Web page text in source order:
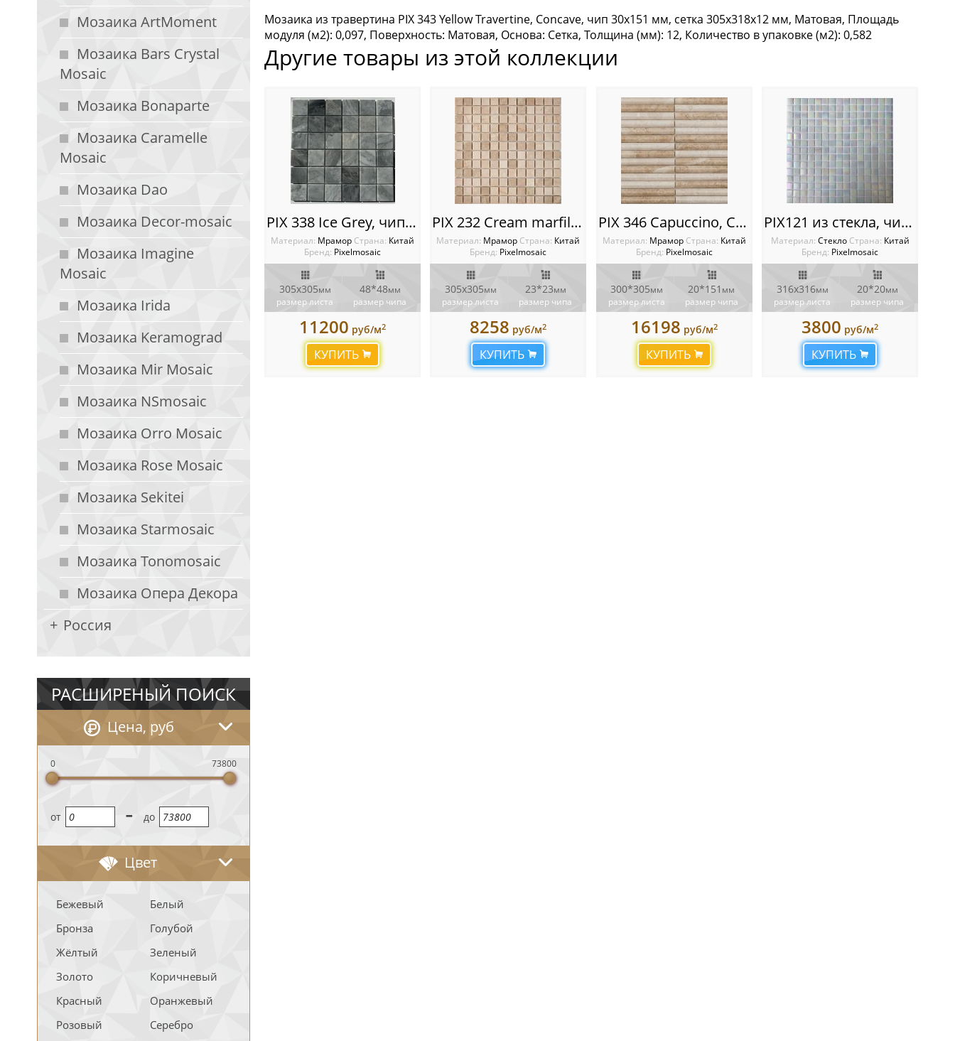
Мозаика ArtMoment
Мозаика Bars Crystal
Mosaic
Мозаика Bonaparte
Мозаика Caramelle
Mosaic
Мозаика Dao
Мозаика Decor-mosaic
Мозаика Imagine
Mosaic
Мозаика Irida
Мозаика Keramograd
Мозаика Mir Mosaic
Мозаика NSmosaic
Мозаика Orro Mosaic
Мозаика Rose Mosaic
Мозаика Sekitei
Мозаика Starmosaic
Мозаика Tonomosaic
Мозаика Опера Декора
Россия
РАСШИРЕНЫЙ ПОИСК
Цена, руб
0 73800
oт - до
Цвет
Бежевый
Белый
Бронза
Голубой
Жёлтый
Зеленый
Золото
Коричневый
Красный
Оранжевый
Розовый
Серебро
Картины и панно из мозаики,
Галька
Мозаика из травертина PIX 343 Yellow Travertine, Concave, чип 30х151 мм, сетка 305х318х12 мм, Матовая, Площадь
модуля (м2): 0,097, Поверхность: Матовая, Основа: Сетка, Толщина (мм): 12, Количество в упаковке (м2): 0,582
Другие товары из этой коллекции
PIX 338 Ice Grey, чип 48х48 мм, сетка 305х305х6 мм, Полированная
Материал: Мрамор Cтрана: Китай
Бренд: Pixelmosaic
305x305мм
размер листа
48*48мм
размер чипа
11200 руб/м2
КУПИТЬ
PIX 232 Cream marfil, чип 23x23 мм, сетка 305х305x6 мм, Полированная
Материал: Мрамор Cтрана: Китай
Бренд: Pixelmosaic
305х305мм
размер листа
23*23мм
размер чипа
8258 руб/м2
КУПИТЬ
PIX 346 Capuccino, Convex, чип 20х151 мм, сетка 300х305х12 мм, Матовая
Материал: Мрамор Cтрана: Китай
Бренд: Pixelmosaic
300*305мм
размер листа
20*151 мм
размер чипа
16198 руб/м2
КУПИТЬ
PIX121 из стекла, чип 20x20 мм, сетка 316х316х4 мм
Материал: Стекло Cтрана: Китай
Бренд: Pixelmosaic
316х316мм
размер листа
20*20мм
размер чипа
3800 руб/м2
КУПИТЬ